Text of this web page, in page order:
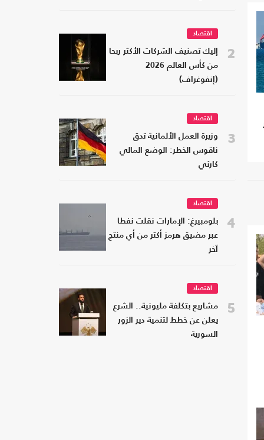
2
اقتصاد
إليك تصنيف الشركات الأكثر ربحا
من كأس العالم 2026
(إنفوغراف)
3
اقتصاد
وزيرة العمل الألمانية تدق
ناقوس الخطر: الوضع المالي
كارثي
4
اقتصاد
بلومبيرغ: الإمارات نقلت نفطا
عبر مضيق هرمز أكثر من أي منتج
آخر
5
اقتصاد
مشاريع بتكلفة مليونية.. الشرع
يعلن عن خطط لتنمية دير الزور
السورية